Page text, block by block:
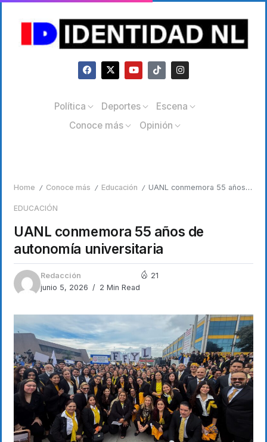
Política Deportes
Escena
Conoce más
Opinión
Home / Conoce más / Educación / UANL conmemora 55 años de autonomía universitaria
EDUCACIÓN
UANL conmemora 55 años de
autonomía universitaria
Redacción
junio 5, 2026
2 Min Read
21